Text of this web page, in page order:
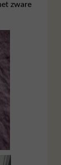
zware